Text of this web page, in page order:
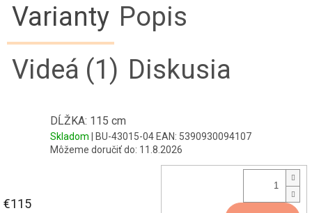
Varianty Popis
Videá (1) Diskusia
DĹŽKA: 115 cm
Skladom | BU-43015-04 EAN: 5390930094107
Môžeme doručiť do: 11.8.2026
€115